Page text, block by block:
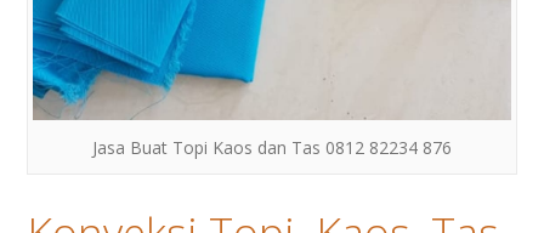
Jasa Buat Topi Kaos dan Tas 0812 82234 876